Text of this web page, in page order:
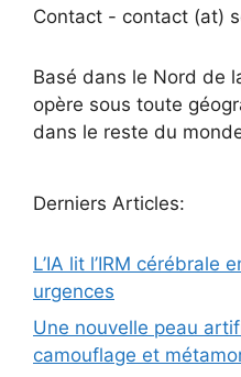
Contact - contact (at)
Basé dans le Nord de
opère sous toute
dans le reste du
Derniers Articles:
L’IA lit l’IRM cérébrale
urgences
Une nouvelle peau
camouflage et